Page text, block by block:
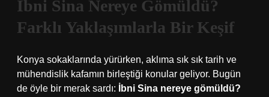
İbni Sina Nereye Gömüldü?
Farklı Yaklaşımlarla Bir Keşif
Konya sokaklarında yürürken, aklıma sık sık tarih ve
mühendislik kafamın birleştiği konular geliyor. Bugün
de öyle bir merak sardı:
İbni Sina nereye gömüldü?